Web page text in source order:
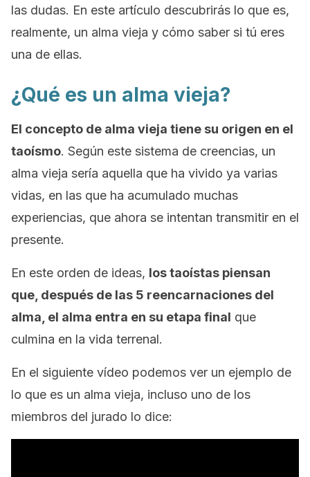
las dudas. En este artículo descubrirás lo que es,
realmente, un alma vieja y cómo saber si tú eres
una de ellas.
¿Qué es un alma vieja?
El concepto de alma vieja tiene su origen en el
taoísmo. Según este sistema de creencias, un
alma vieja sería aquella que ha vivido ya varias
vidas, en las que ha acumulado muchas
experiencias, que ahora se intentan transmitir en el
presente.
En este orden de ideas, los taoístas piensan
que, después de las 5 reencarnaciones del
alma, el alma entra en su etapa final que
culmina en la vida terrenal.
En el siguiente vídeo podemos ver un ejemplo de
lo que es un alma vieja, incluso uno de los
miembros del jurado lo dice: